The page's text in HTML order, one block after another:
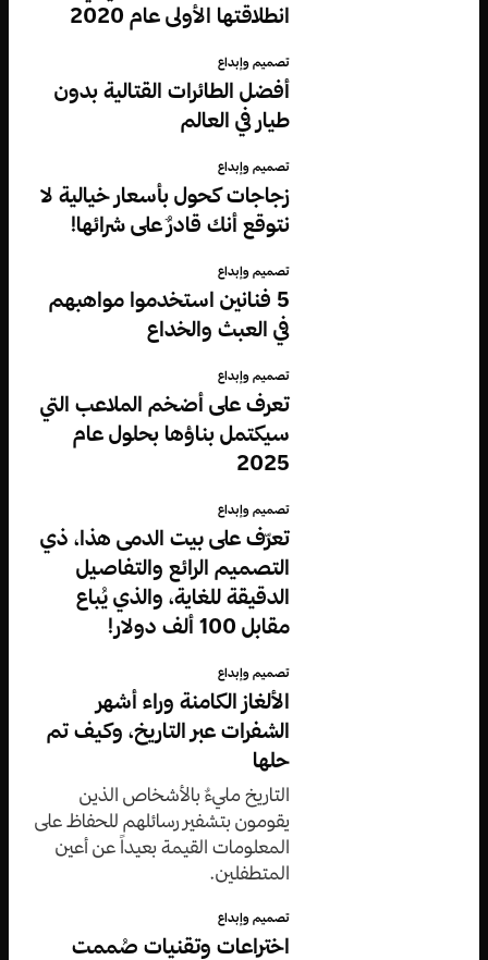
انطلاقتها الأولى عام 2020
تصميم وإبداع
أفضل الطائرات القتالية بدون
طيار في العالم
تصميم وإبداع
زجاجات كحول بأسعار خيالية لا
نتوقع أنك قادرٌ على شرائها!
تصميم وإبداع
5 فنانين استخدموا مواهبهم
في العبث والخداع
تصميم وإبداع
تعرف على أضخم الملاعب التي
سيكتمل بناؤها بحلول عام
2025
تصميم وإبداع
تعرّف على بيت الدمى هذا، ذي
التصميم الرائع والتفاصيل
الدقيقة للغاية، والذي يُباع
مقابل 100 ألف دولار!
تصميم وإبداع
الألغاز الكامنة وراء أشهر
الشفرات عبر التاريخ، وكيف تم
حلها
التاريخ مليءٌ بالأشخاص الذين
يقومون بتشفير رسائلهم للحفاظ على
المعلومات القيمة بعيداً عن أعين
المتطفلين.
تصميم وإبداع
اختراعات وتقنيات صُممت